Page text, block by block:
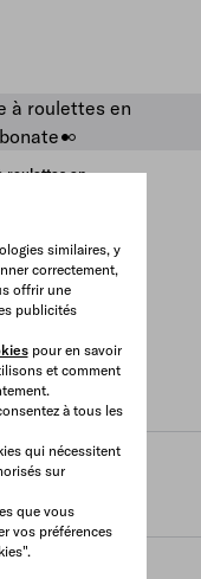
similaires, y
correctement,
offrir une
publicités
pour en savoir
et comment
à tous les
qui nécessitent
sur
que vous
vos préférences
roulettes en
/
cabine